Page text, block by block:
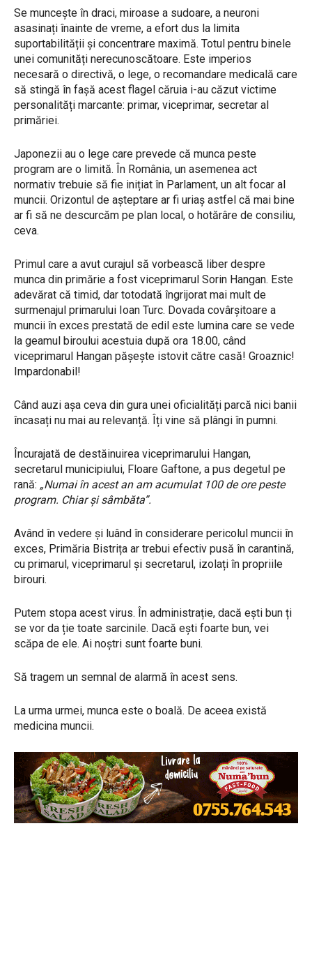
Se muncește în draci, miroase a sudoare, a neuroni
asasinați înainte de vreme, a efort dus la limita
suportabilității și concentrare maximă. Totul pentru binele
unei comunități nerecunoscătoare. Este imperios
necesară o directivă, o lege, o recomandare medicală care
să stingă în fașă acest flagel căruia i-au căzut victime
personalități marcante: primar, viceprimar, secretar al
primăriei.
Japonezii au o lege care prevede că munca peste
program are o limită. În România, un asemenea act
normativ trebuie să fie inițiat în Parlament, un alt focar al
muncii. Orizontul de așteptare ar fi uriaș astfel că mai bine
ar fi să ne descurcăm pe plan local, o hotărâre de consiliu,
ceva.
Primul care a avut curajul să vorbească liber despre
munca din primărie a fost viceprimarul Sorin Hangan. Este
adevărat că timid, dar totodată îngrijorat mai mult de
surmenajul primarului Ioan Turc. Dovada covârșitoare a
muncii în exces prestată de edil este lumina care se vede
la geamul biroului acestuia după ora 18.00, când
viceprimarul Hangan pășește istovit către casă! Groaznic!
Impardonabil!
Când auzi așa ceva din gura unei oficialități parcă nici banii
încasați nu mai au relevanță. Îți vine să plângi în pumni.
Încurajată de destăinuirea viceprimarului Hangan,
secretarul municipiului, Floare Gaftone, a pus degetul pe
rană: „Numai în acest an am acumulat 100 de ore peste
program. Chiar și sâmbăta”.
Având în vedere și luând în considerare pericolul muncii în
exces, Primăria Bistrița ar trebui efectiv pusă în carantină,
cu primarul, viceprimarul și secretarul, izolați în propriile
birouri.
Putem stopa acest virus. În administrație, dacă ești bun ți
se vor da ție toate sarcinile. Dacă ești foarte bun, vei
scăpa de ele. Ai noștri sunt foarte buni.
Să tragem un semnal de alarmă în acest sens.
La urma urmei, munca este o boală. De aceea există
medicina muncii.